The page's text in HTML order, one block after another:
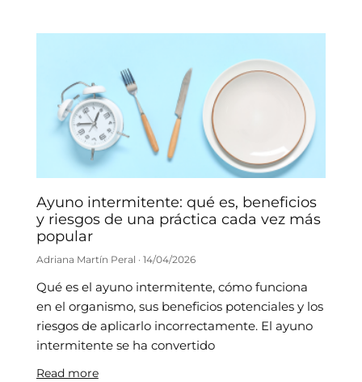
Ayuno intermitente: qué es, beneficios
y riesgos de una práctica cada vez más
popular
Adriana Martín Peral 14/04/2026
Qué es el ayuno intermitente, cómo funciona
en el organismo, sus beneficios potenciales y los
riesgos de aplicarlo incorrectamente. El ayuno
intermitente se ha convertido
Read more